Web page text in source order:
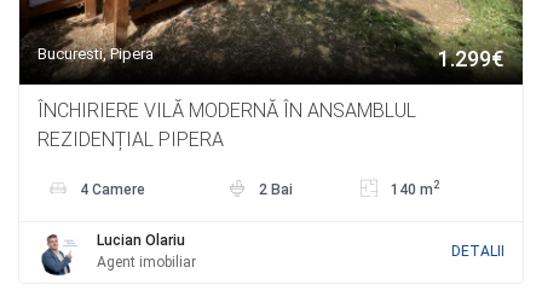
Bucuresti, Pipera 1.299€
ÎNCHIRIERE VILĂ MODERNĂ ÎN ANSAMBLUL
REZIDENȚIAL PIPERA
4 Camere 2 Bai 140 m 2
Lucian Olariu
Agent imobiliar
DETALII